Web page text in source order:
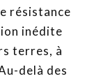
résistance
inédite
terres, à
delà des